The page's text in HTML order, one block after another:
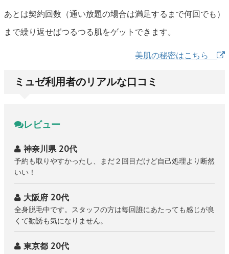
あとは契約回数（通い放題の場合は満足するまで何回でも）
まで繰り返せばつるつる肌をゲットできます。
美肌の秘密はこちら
ミュゼ利用者のリアルな口コミ
レビュー
神奈川県 20代
予約も取りやすかったし、まだ２回目だけど自己処理より断然
いい！
大阪府 20代
全身脱毛中です。スタッフの方は毎回誰にあたっても感じが良
くて勧誘も気になりません。
東京都 20代